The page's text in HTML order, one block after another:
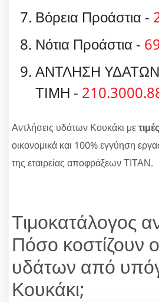
Βόρεια Προάστια -
Νότια Προάστια -
ΑΝΤΛΗΣΗ
ΤΙΜΗ -
Αντλήσεις υδάτων Κουκάκι με
οικονομικά και 100% εγγύηση
της εταιρείας αποφράξεων ΤΙΤΑΝ.
Τιμοκατάλογος
Πόσο κοστίζουν
υδάτων από
Κουκάκι;